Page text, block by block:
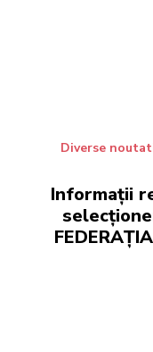
Diverse
Informații